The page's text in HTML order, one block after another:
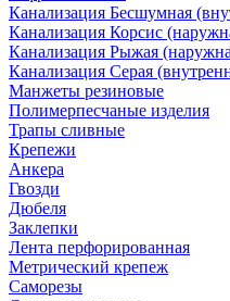
Канализация Бесшумная
Канализация Корсис
Канализация Рыжая
Канализация Серая
Манжеты резиновые
Полимерпесчаные изделия
Трапы сливные
Крепежи
Анкера
Гвозди
Дюбеля
Заклепки
Лента перфорированная
Метрический крепеж
Саморезы